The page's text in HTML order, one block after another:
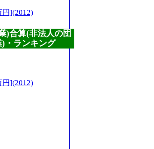
円](2012)
)合算(非法人の団
・ランキング
円](2012)